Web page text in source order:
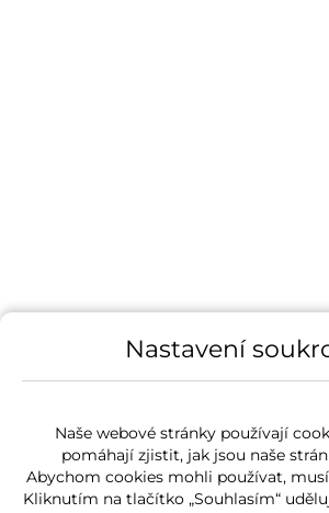
Nastavení
Naše webové stránky používají
pomáhají zjistit, jak jsou naše
Abychom cookies mohli používat,
Kliknutím na tlačítko „Souhlasím“